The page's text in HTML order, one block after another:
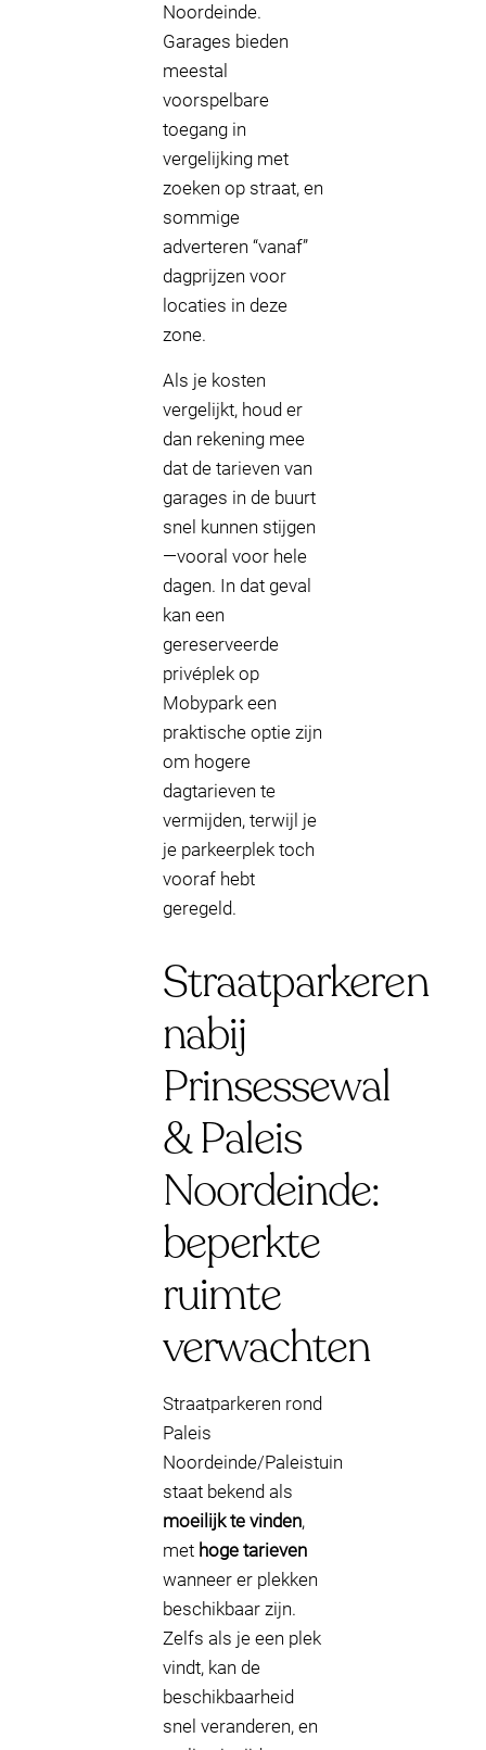
Noordeinde.
Garages bieden
meestal
voorspelbare
toegang in
vergelijking met
zoeken op straat, en
sommige
adverteren “vanaf”
dagprijzen voor
locaties in deze
zone.
Als je kosten
vergelijkt, houd er
dan rekening mee
dat de tarieven van
garages in de buurt
snel kunnen stijgen
—vooral voor hele
dagen. In dat geval
kan een
gereserveerde
privéplek op
Mobypark een
praktische optie zijn
om hogere
dagtarieven te
vermijden, terwijl je
je parkeerplek toch
vooraf hebt
geregeld.
Straatparkeren
nabij
Prinsessewal
& Paleis
Noordeinde:
beperkte
ruimte
verwachten
Straatparkeren rond
Paleis
Noordeinde/Paleistuin
staat bekend als
moeilijk te vinden,
met hoge tarieven
wanneer er plekken
beschikbaar zijn.
Zelfs als je een plek
vindt, kan de
beschikbaarheid
snel veranderen, en